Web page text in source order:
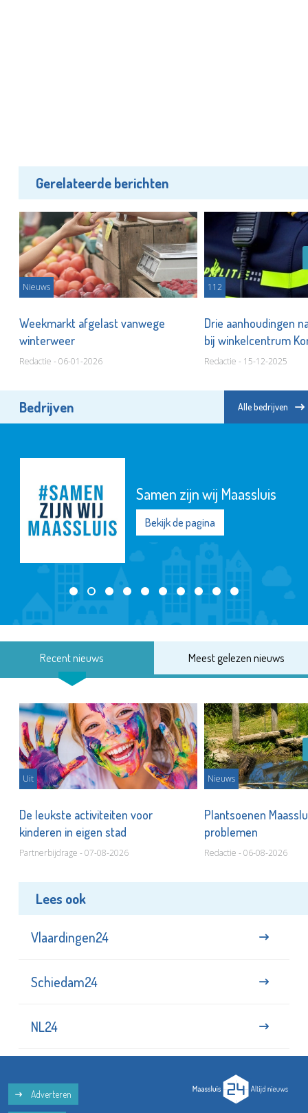
Gerelateerde berichten
Nieuws
Weekmarkt afgelast vanwege
winterweer
Redactie - 06-01-2026
112
Drie aanhoudingen
bij winkelcentrum
Redactie - 15-12-2025
Bedrijven Alle bedrijven
Samen zijn wij Maassluis
Bekijk de pagina
Recent nieuws Meest gelezen nieuws
Uit
De leukste activiteiten voor
kinderen in eigen stad
Partnerbijdrage - 07-08-2026
Nieuws
Plantsoenen
problemen
Redactie - 06-08-2026
Lees ook
Vlaardingen24
Schiedam24
NL24
Adverteren